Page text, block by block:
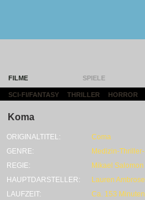
FILME SPIELE
SCI-FI/FANTASY THRILLER HORROR
Koma
ORIGINALTITEL:
Coma
GENRE:
Medizin-
REGIE:
Mikael Salomon
HAUPTDARSTELLER:
Lauren Ambrose
LAUFZEIT:
Ca. 153 Minuten